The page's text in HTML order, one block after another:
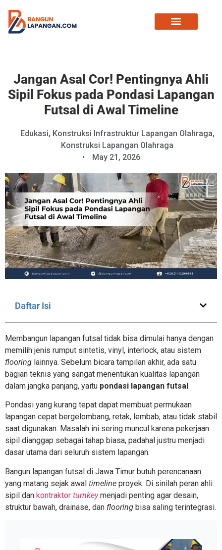
Jangan Asal Cor! Pentingnya Ahli
Sipil Fokus pada Pondasi Lapangan
Futsal di Awal Timeline
Edukasi, Konstruksi Infrastruktur Lapangan Olahraga,
Konstruksi Lapangan Olahraga
•
May 21, 2026
Daftar Isi
Membangun lapangan futsal tidak bisa dimulai hanya dengan
memilih jenis rumput sintetis, vinyl, interlock, atau sistem
flooring lainnya. Sebelum bicara tampilan akhir, ada satu
bagian teknis yang sangat menentukan kualitas lapangan
dalam jangka panjang, yaitu pondasi lapangan futsal.
Pondasi yang kurang tepat dapat membuat permukaan
lapangan cepat bergelombang, retak, lembab, atau tidak stabil
saat digunakan. Masalah ini sering muncul karena pekerjaan
sipil dianggap sebagai tahap biasa, padahal justru menjadi
dasar utama dari seluruh sistem lapangan.
Bangun lapangan futsal di Jawa Timur butuh perencanaan
yang matang sejak awal timeline proyek. Di sinilah peran ahli
sipil dan kontraktor turnkeymenjadi penting agar desain,
struktur bawah, drainase, dan flooring bisa saling terintegrasi.